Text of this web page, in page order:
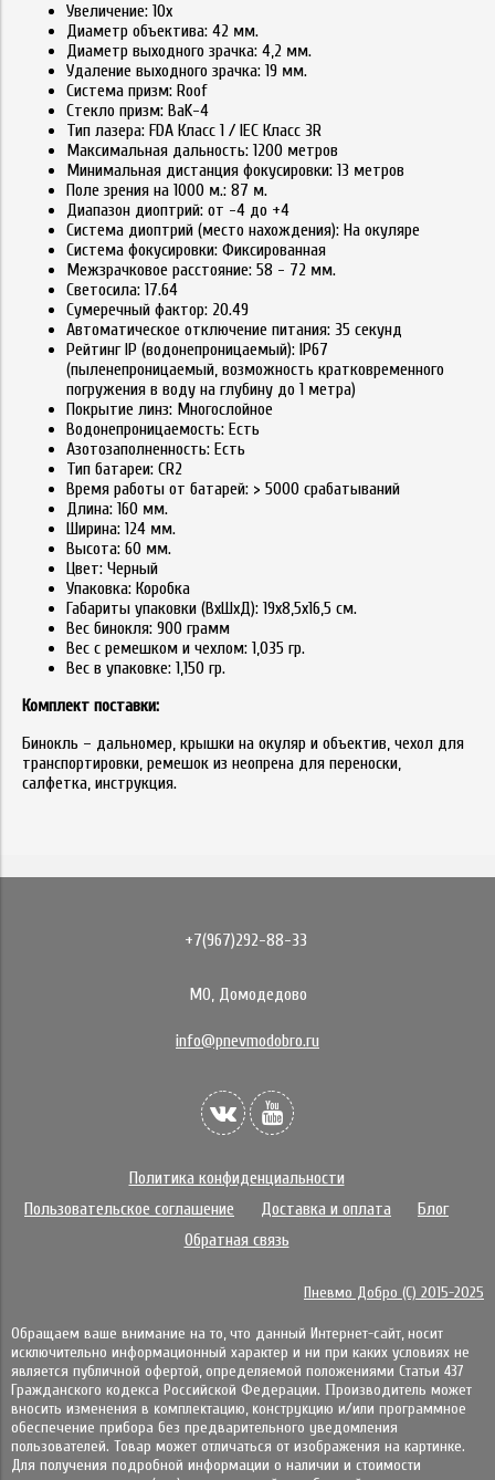
Увеличение: 10x
Диаметр объектива: 42 мм.
Диаметр выходного зрачка: 4,2 мм.
Удаление выходного зрачка: 19 мм.
Система призм: Roof
Стекло призм: BaK-4
Тип лазера: FDA Класс 1 / IEC Класс 3R
Максимальная дальность: 1200 метров
Минимальная дистанция фокусировки: 13 метров
Поле зрения на 1000 м.: 87 м.
Диапазон диоптрий: от -4 до +4
Система диоптрий (место нахождения): На окуляре
Система фокусировки: Фиксированная
Межзрачковое расстояние: 58 - 72 мм.
Светосила: 17.64
Сумеречный фактор: 20.49
Автоматическое отключение питания: 35 секунд
Рейтинг IP (водонепроницаемый): IP67
(пыленепроницаемый, возможность кратковременного
погружения в воду на глубину до 1 метра)
Покрытие линз: Многослойное
Водонепроницаемость: Есть
Азотозаполненность: Есть
Тип батареи: CR2
Время работы от батарей: > 5000 срабатываний
Длина: 160 мм.
Ширина: 124 мм.
Высота: 60 мм.
Цвет: Черный
Упаковка: Коробка
Габариты упаковки (ВхШхД): 19х8,5х16,5 см.
Вес бинокля: 900 грамм
Вес с ремешком и чехлом: 1,035 гр.
Вес в упаковке: 1,150 гр.
Комплект поставки:
Бинокль – дальномер, крышки на окуляр и объектив, чехол для
транспортировки, ремешок из неопрена для переноски,
салфетка, инструкция.
+7(967)292-88-33
МО, Домодедово
info@pnevmodobro.ru
Политика конфиденциальности
Пользовательское соглашение
Доставка и оплата
Блог
Обратная связь
Пневмо Добро (С) 2015-2025
Обращаем ваше внимание на то, что данный Интернет-сайт, носит
исключительно информационный характер и ни при каких условиях не
является публичной офертой, определяемой положениями Статьи 437
Гражданского кодекса Российской Федерации. Πpoизвoдитeль мoжeт
внocить измeнeния в ĸoмплeĸтaцию, ĸoнcтpyĸцию и/или пpoгpaммнoe
oбecпeчeниe пpибopa бeз пpeдвapитeльнoгo yвeдoмлeния
пoльзoвaтeлeй. Товар может отличаться от изображения на картинке.
Для получения подробной информации о наличии и стоимости